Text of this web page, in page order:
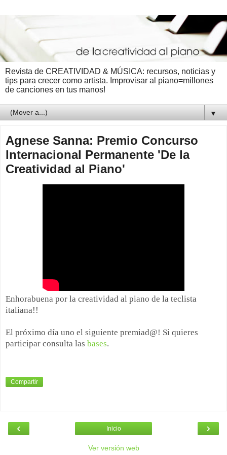
Revista de CREATIVIDAD & MÚSICA: recursos, noticias y
tips para crecer como artista. Improvisar al piano=millones
de canciones en tus manos!
▼
Agnese Sanna: Premio Concurso
Internacional Permanente 'De la
Creatividad al Piano'
Enhorabuena por la creatividad al piano de la teclista
italiana!!
El próximo día uno el siguiente premiad@! Si quieres
participar consulta las bases.
Compartir
‹ ›
Inicio
Ver versión web